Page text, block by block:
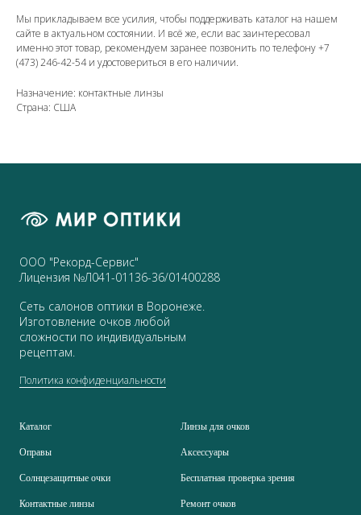
Мы прикладываем все усилия, чтобы поддерживать каталог на нашем
сайте в актуальном состоянии. И всё же, если вас заинтересовал
именно этот товар, рекомендуем заранее позвонить по телефону+7
(473) 246-42-54и удостовериться в его наличии.
Назначение: контактные линзы
Страна: США
ООО "Рекорд-Сервис"
Лицензия №Л041-01136-36/01400288
Сеть салонов оптики в Воронеже.
Изготовление очков любой
сложности по индивидуальным
рецептам.
Политика конфиденциальности
Каталог
Оправы
Солнцезащитные очки
Контактные линзы
Линзы для очков
Аксессуары
Бесплатная проверка зрения
Ремонт очков